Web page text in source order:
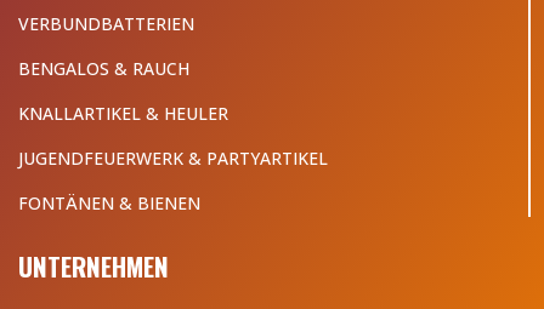
VERBUNDBATTERIEN
BENGALOS & RAUCH
KNALLARTIKEL & HEULER
JUGENDFEUERWERK & PARTYARTIKEL
FONTÄNEN & BIENEN
UNTERNEHMEN